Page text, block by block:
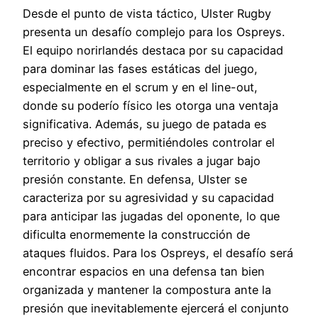
Desde el punto de vista táctico, Ulster Rugby
presenta un desafío complejo para los Ospreys.
El equipo norirlandés destaca por su capacidad
para dominar las fases estáticas del juego,
especialmente en el scrum y en el line-out,
donde su poderío físico les otorga una ventaja
significativa. Además, su juego de patada es
preciso y efectivo, permitiéndoles controlar el
territorio y obligar a sus rivales a jugar bajo
presión constante. En defensa, Ulster se
caracteriza por su agresividad y su capacidad
para anticipar las jugadas del oponente, lo que
dificulta enormemente la construcción de
ataques fluidos. Para los Ospreys, el desafío será
encontrar espacios en una defensa tan bien
organizada y mantener la compostura ante la
presión que inevitablemente ejercerá el conjunto